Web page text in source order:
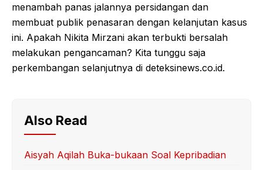
menambah panas jalannya persidangan dan
membuat publik penasaran dengan kelanjutan kasus
ini. Apakah Nikita Mirzani akan terbukti bersalah
melakukan pengancaman? Kita tunggu saja
perkembangan selanjutnya di deteksinews.co.id.
Also Read
Aisyah Aqilah Buka-bukaan Soal Kepribadian